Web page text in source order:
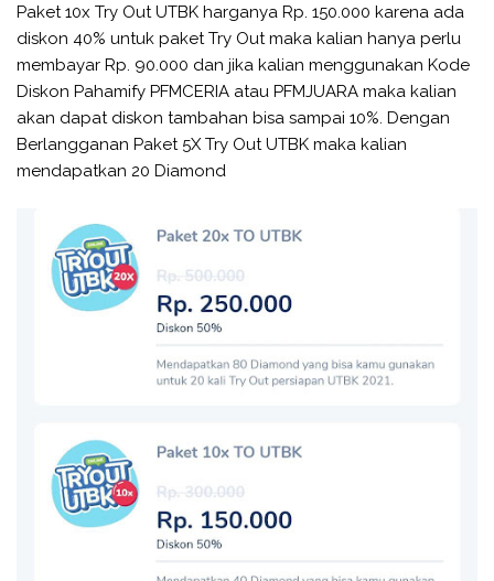
Paket 10x Try Out UTBK harganya Rp. 150.000 karena ada
diskon 40% untuk paket Try Out maka kalian hanya perlu
membayar Rp. 90.000 dan jika kalian menggunakan Kode
Diskon Pahamify PFMCERIA atau PFMJUARA maka kalian
akan dapat diskon tambahan bisa sampai 10%. Dengan
Berlangganan Paket 5X Try Out UTBK maka kalian
mendapatkan 20 Diamond